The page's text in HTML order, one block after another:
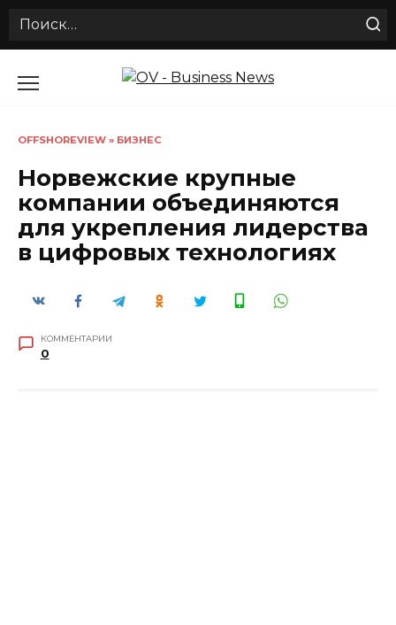
Search
OFFSHOREVIEW » БИЗНЕС
Норвежские крупные
компании объединяются
для укрепления лидерства
в цифровых технологиях
КОММЕНТАРИИ
0